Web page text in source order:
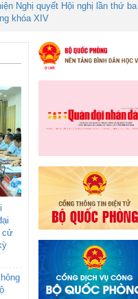
Nghị quyết Hội nghị lần thứ ba
khóa XIV
cử